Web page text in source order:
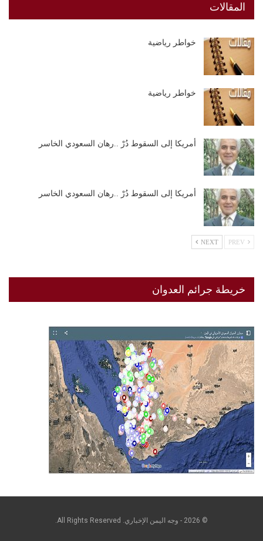
المقالات
خواطر رياضية
خواطر رياضية
أمريكا إلى السقوط دُرْ ..رهان السعودي الخاسر
أمريكا إلى السقوط دُرْ ..رهان السعودي الخاسر
NEXT
خريطة جرائم العدوان
© 2026 - وجه اليمن الإخباري. All Rights Reserved.